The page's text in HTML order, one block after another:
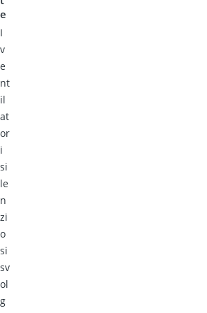
e
I
v
e
nt
il
at
or
i
si
le
n
zi
o
si
sv
ol
g